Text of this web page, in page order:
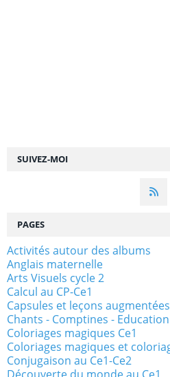
SUIVEZ-MOI
PAGES
Activités autour des albums
Anglais maternelle
Arts Visuels cycle 2
Calcul au CP-Ce1
Capsules et leçons augmentées
Chants - Comptines -
Coloriages magiques Ce1
Coloriages magiques et
Conjugaison au Ce1-Ce2